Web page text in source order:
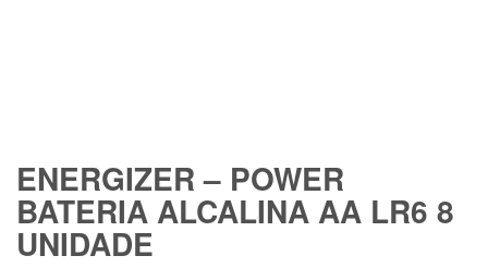
ENERGIZER – POWER
BATERIA ALCALINA AA LR6 8
UNIDADE